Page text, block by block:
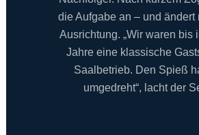
die Aufgabe an – und ändert
Ausrichtung. „Wir waren bis
Jahre eine klassische
Saalbetrieb. Den Spieß
umgedreht“, lacht der